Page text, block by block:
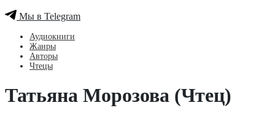
Мы в Telegram
Аудиокниги
Жанры
Авторы
Чтецы
Татьяна Морозова (Чтец)